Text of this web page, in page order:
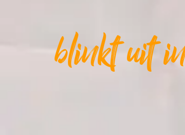
blinkt uit in